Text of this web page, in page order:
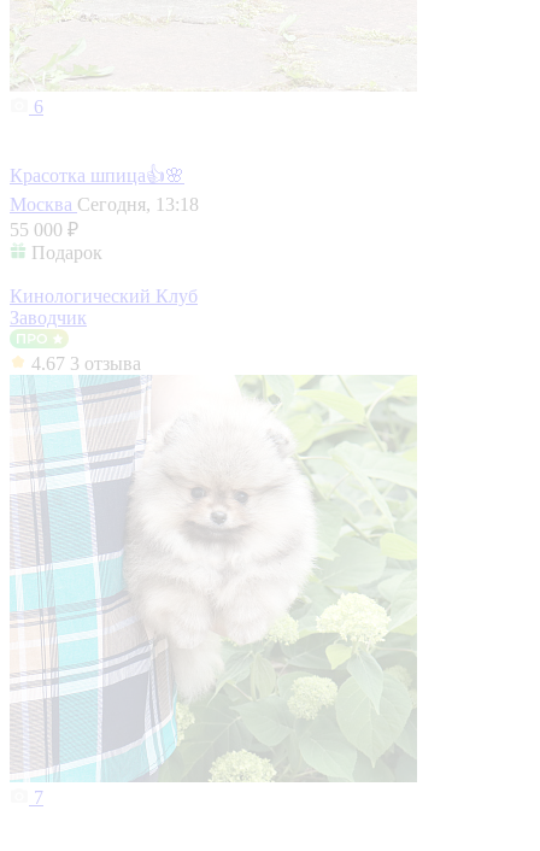
6
Красотка шпица👍🌸
Москва Сегодня, 13:18
55 000 ₽
Подарок
Кинологический Клуб
Заводчик
4.67 3 отзыва
7